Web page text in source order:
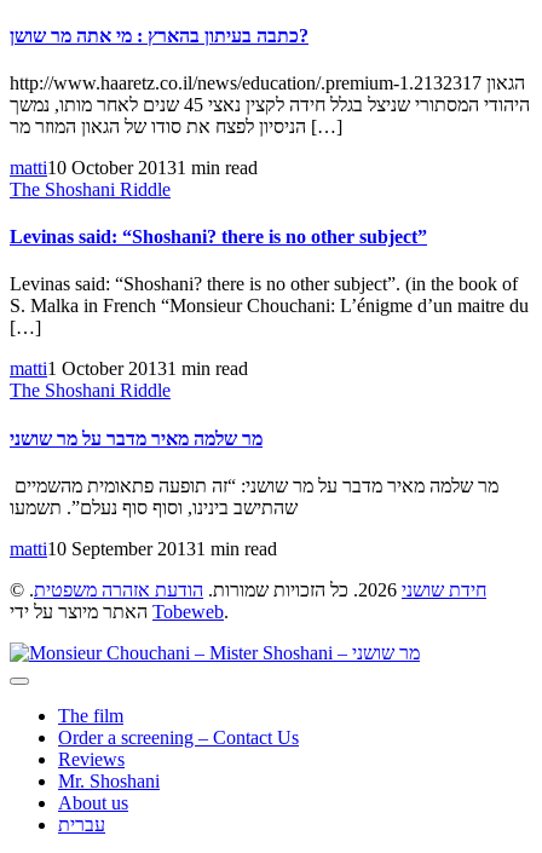
כתבה בעיתון בהארץ : מי אתה מר שושן?
http://www.haaretz.co.il/news/education/.premium-1.2132317 הגאון
היהודי המסתורי שניצל בגלל חידה לקצין נאצי 45 שנים לאחר מותו, נמשך
הניסיון לפצח את סודו של הגאון המוזר מר […]
matti10 October 20131 min read
The Shoshani Riddle
Levinas said: “Shoshani? there is no other subject”
Levinas said: “Shoshani? there is no other subject”. (in the book of
S. Malka in French “Monsieur Chouchani: L’énigme d’un maitre du
[…]
matti1 October 20131 min read
The Shoshani Riddle
מר שלמה מאיר מדבר על מר שושני
matti10 September 20131 min read
©
חידת שושני הודעת אזהרה משפטית.
Tobeweb.
The film
Order a screening – Contact Us
Reviews
Mr. Shoshani
About us
עברית